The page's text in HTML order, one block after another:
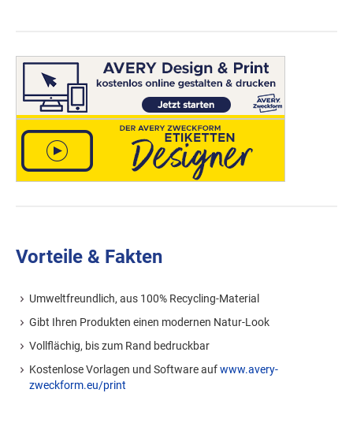
Vorteile & Fakten
Umweltfreundlich, aus 100% Recycling-Material
Gibt Ihren Produkten einen modernen Natur-Look
Vollflächig, bis zum Rand bedruckbar
Kostenlose Vorlagen und Software aufwww.avery-
zweckform.eu/print